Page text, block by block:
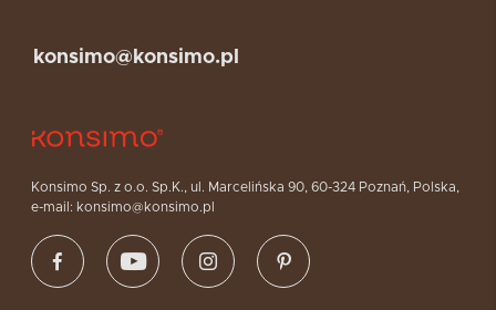
Konsimo Sp. z o.o. Sp.K., ul. Marcelińska 90, 60-324 Poznań, Polska,
e-mail: konsimo@konsimo.pl
konsimo@konsimo.pl